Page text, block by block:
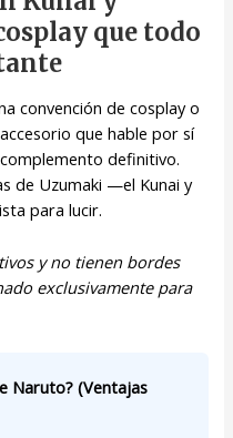
que todo
convención de cosplay o
que hable por sí
definitivo.
de Uzumaki —el Kunai y
para lucir.
y no tienen bordes
exclusivamente para
Naruto? (Ventajas